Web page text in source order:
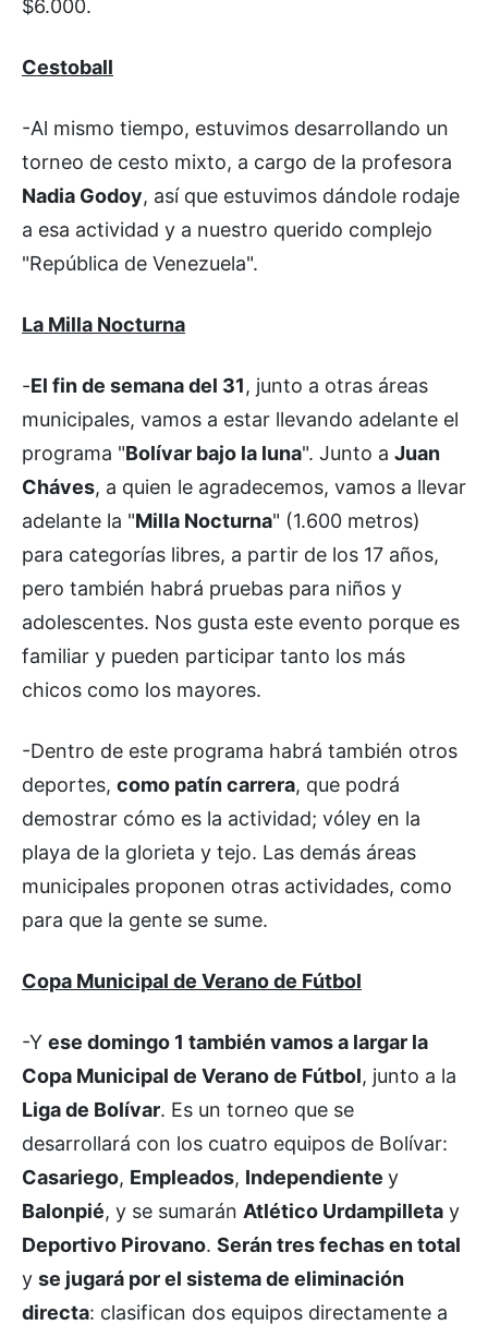
$6.000.
Cestoball
-Al mismo tiempo, estuvimos desarrollando un
torneo de cesto mixto, a cargo de la profesora
Nadia Godoy, así que estuvimos dándole rodaje
a esa actividad y a nuestro querido complejo
"República de Venezuela".
La Milla Nocturna
-El fin de semana del 31, junto a otras áreas
municipales, vamos a estar llevando adelante el
programa "Bolívar bajo la luna". Junto a Juan
Cháves, a quien le agradecemos, vamos a llevar
adelante la "Milla Nocturna" (1.600 metros)
para categorías libres, a partir de los 17 años,
pero también habrá pruebas para niños y
adolescentes. Nos gusta este evento porque es
familiar y pueden participar tanto los más
chicos como los mayores.
-Dentro de este programa habrá también otros
deportes, como patín carrera, que podrá
demostrar cómo es la actividad; vóley en la
playa de la glorieta y tejo. Las demás áreas
municipales proponen otras actividades, como
para que la gente se sume.
Copa Municipal de Verano de Fútbol
-Y ese domingo 1 también vamos a largar la
Copa Municipal de Verano de Fútbol, junto a la
Liga de Bolívar. Es un torneo que se
desarrollará con los cuatro equipos de Bolívar:
Casariego, Empleados, Independiente y
Balonpié, y se sumarán Atlético Urdampilleta y
Deportivo Pirovano. Serán tres fechas en total
y se jugará por el sistema de eliminación
directa: clasifican dos equipos directamente a